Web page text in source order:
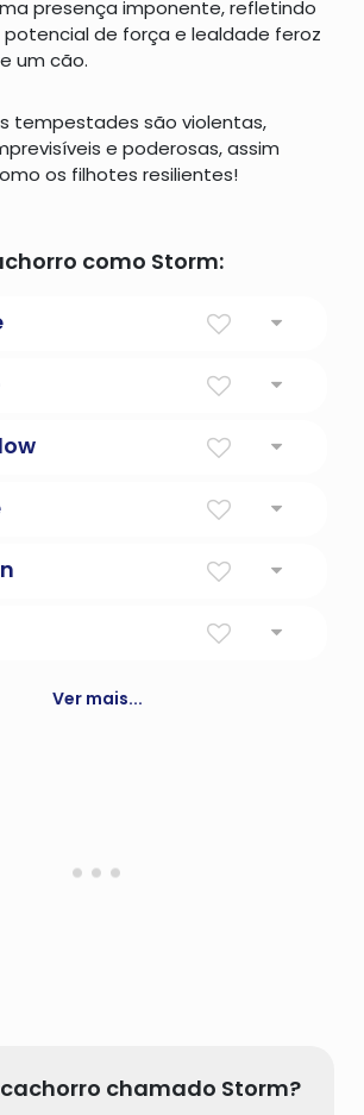
presença imponente, refletindo
potencial de força e lealdade feroz
um cão.
tempestades são violentas,
e poderosas, assim
os filhotes resilientes!
como Storm:
Ver mais...
chamado Storm?